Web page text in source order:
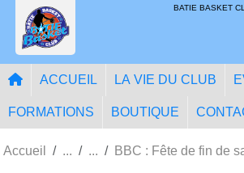
BATIE BASKET
ACCUEIL LA VIE DU CLUB
FORMATIONS BOUTIQUE
Accueil BBC : Fête de fin de
Panneau de gestion des cookies